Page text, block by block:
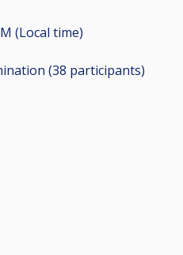
(Local time)
(38 participants)